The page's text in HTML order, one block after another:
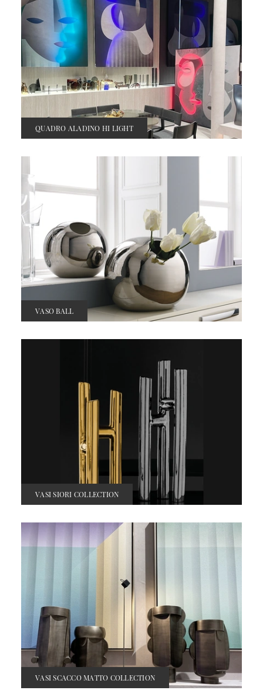
QUADRO ALADINO HI LIGHT
VASO BALL
VASI SIORI COLLECTION
VASI SCACCO MATTO COLLECTION